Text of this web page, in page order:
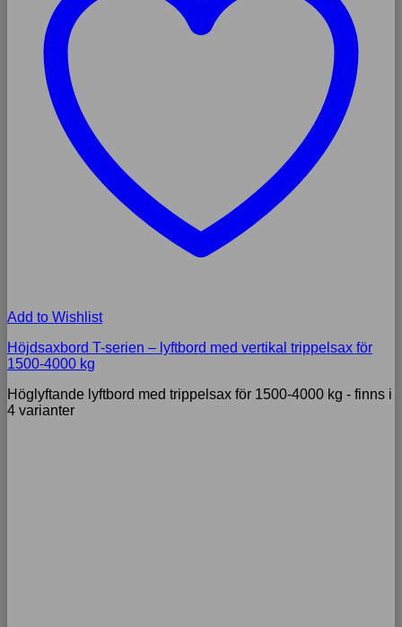
Add to Wishlist
Höjdsaxbord T-serien – lyftbord med vertikal trippelsax för
1500-4000 kg
Höglyftande lyftbord med trippelsax för 1500-4000 kg - finns i
4 varianter